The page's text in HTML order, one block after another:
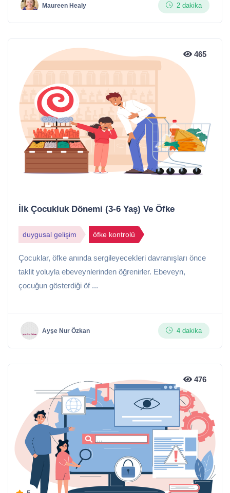
Maureen Healy 2 dakika
465
İlk Çocukluk Dönemi (3-6 Yaş) Ve Öfke
duygusal gelişim öfke kontrolü
Çocuklar, öfke anında sergileyecekleri davranışları önce
taklit yoluyla ebeveynlerinden öğrenirler. Ebeveyn,
çocuğun gösterdiği öf ...
Ayşe Nur Özkan 4 dakika
476